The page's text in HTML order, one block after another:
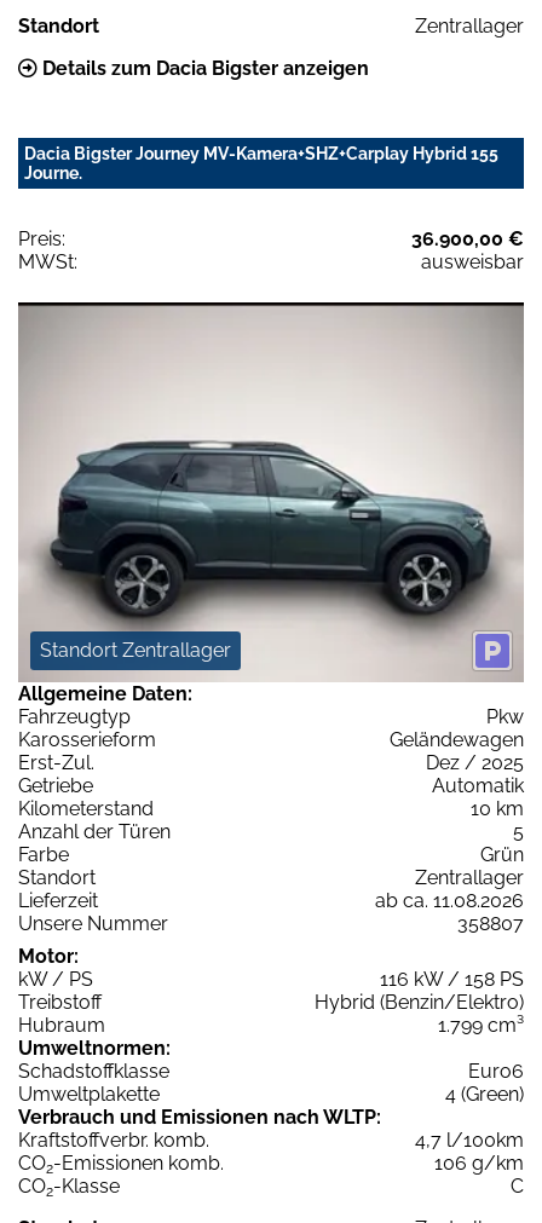
Standort
Zentrallager
Details zum Dacia Bigster anzeigen
Dacia Bigster Journey MV-Kamera+SHZ+Carplay Hybrid 155
Journe.
Preis:
36.900,00 €
MWSt:
ausweisbar
Standort Zentrallager
Allgemeine Daten:
Fahrzeugtyp
Pkw
Karosserieform
Geländewagen
Erst-Zul.
Dez / 2025
Getriebe
Automatik
Kilometerstand
10 km
Anzahl der Türen
5
Farbe
Grün
Standort
Zentrallager
Lieferzeit
ab ca. 11.08.2026
Unsere Nummer
358807
Motor:
kW / PS
116 kW / 158 PS
Treibstoff
Hybrid (Benzin/Elektro)
Hubraum
1.799 cm³
Umweltnormen:
Schadstoffklasse
Euro6
Umweltplakette
4 (Green)
Verbrauch und Emissionen nach WLTP:
Kraftstoffverbr. komb.
4,7 l/100km
CO2-Emissionen komb.
106 g/km
CO2-Klasse
C